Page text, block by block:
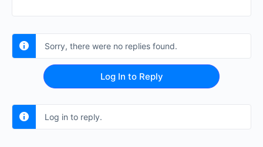
Sorry, there were no replies found.
Log In to Reply
Log in to reply.